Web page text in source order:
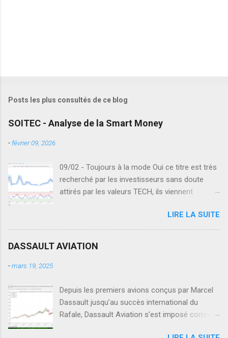
Posts les plus consultés de ce blog
SOITEC - Analyse de la Smart Money
- février 09, 2026
09/02 - Toujours à la mode Oui ce titre est très
recherché par les investisseurs sans doute
attirés par les valeurs TECH, ils viennent
secteur des semi-conducteurs. Seulement en
Europe, ce n'est pas la même réussite dans les
valeurs de la TECH. Des secteurs comme les
technique globale Voici donc une analyse
globale pour constater comment se traduit tout
cela dans l'analyse du cours. A l'échelle de
LIRE LA SUITE
DASSAULT AVIATION
-mars 19, 2025
Depuis les premiers avions conçus par Marcel
Dassault jusqu’au succès international du
Rafale, Dassault Aviation s’est imposé comme